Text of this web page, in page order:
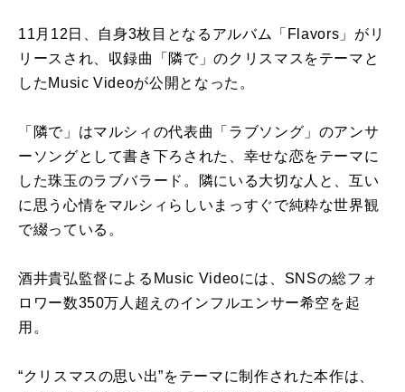
11月12日、自身3枚目となるアルバム「Flavors」がリ
リースされ、収録曲「隣で」のクリスマスをテーマと
したMusic Videoが公開となった。
「隣で」はマルシィの代表曲「ラブソング」のアンサ
ーソングとして書き下ろされた、幸せな恋をテーマに
した珠玉のラブバラード。隣にいる大切な人と、互い
に思う心情をマルシィらしいまっすぐで純粋な世界観
で綴っている。
酒井貴弘監督によるMusic Videoには、SNSの総フォ
ロワー数350万人超えのインフルエンサー希空を起
用。
“クリスマスの思い出”をテーマに制作された本作は、